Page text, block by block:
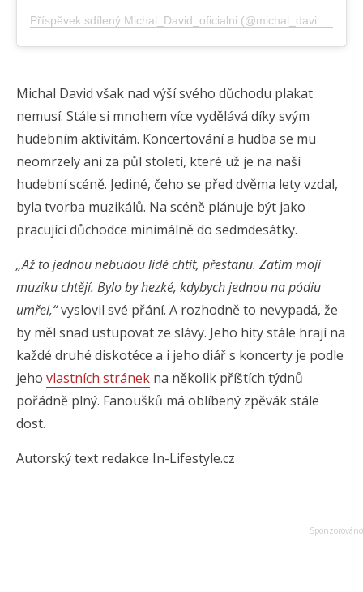
Michal David však nad výší svého důchodu plakat
nemusí. Stále si mnohem více vydělává díky svým
hudebním aktivitám. Koncertování a hudba se mu
neomrzely ani za půl století, které už je na naší
hudební scéně. Jediné, čeho se před dvěma lety vzdal,
byla tvorba muzikálů. Na scéně plánuje být jako
pracující důchodce minimálně do sedmdesátky.
„Až to jednou nebudou lidé chtít, přestanu. Zatím moji
muziku chtějí. Bylo by hezké, kdybych jednou na pódiu
umřel,“vyslovil své přání. A rozhodně to nevypadá, že
by měl snad ustupovat ze slávy. Jeho hity stále hrají na
každé druhé diskotéce a i jeho diář s koncerty je podle
jeho vlastních stránek na několik příštích týdnů
pořádně plný. Fanoušků má oblíbený zpěvák stále
dost.
Autorský text redakce In-Lifestyle.cz